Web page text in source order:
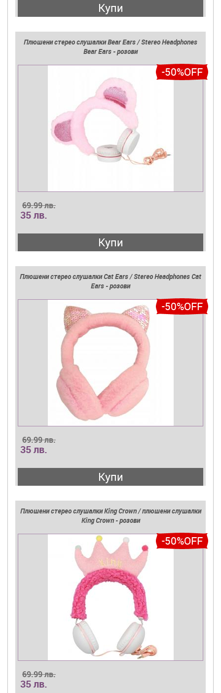
Купи
Плюшени стерео слушалки Bear Ears / Stereo Headphones
Bear Ears - розови
-50%OFF
69.99 лв.
35 лв.
Купи
Плюшени стерео слушалки Cat Ears / Stereo Headphones Cat
Ears - розови
-50%OFF
69.99 лв.
35 лв.
Купи
Плюшени стерео слушалки King Crown / плюшени слушалки
King Crown - розови
-50%OFF
69.99 лв.
35 лв.